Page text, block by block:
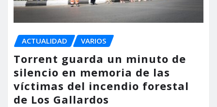
ACTUALIDAD VARIOS
Torrent guarda un minuto de
silencio en memoria de las
víctimas del incendio forestal
de Los Gallardos